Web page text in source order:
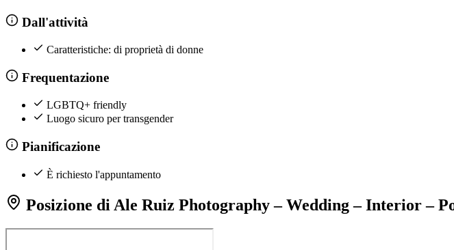
Dall'attività
Caratteristiche: di proprietà di donne
Frequentazione
LGBTQ+ friendly
Luogo sicuro per transgender
Pianificazione
È richiesto l'appuntamento
Posizione di Ale Ruiz Photography – Wedding – Interior –